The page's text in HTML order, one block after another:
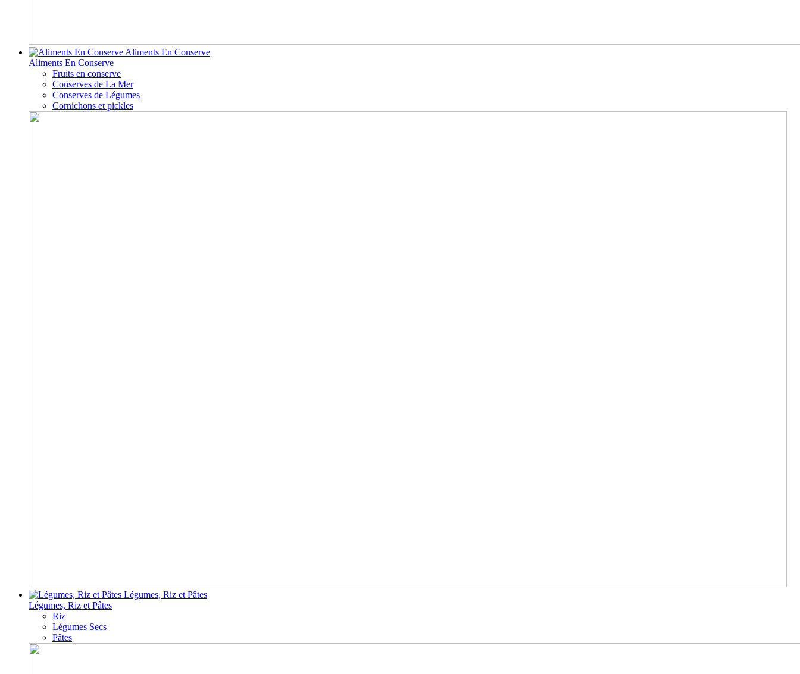
Aliments En Conserve
Aliments En Conserve
Fruits en conserve
Conserves de La Mer
Conserves de Légumes
Cornichons et pickles
Légumes, Riz et Pâtes
Légumes, Riz et Pâtes
Riz
Légumes Secs
Pâtes